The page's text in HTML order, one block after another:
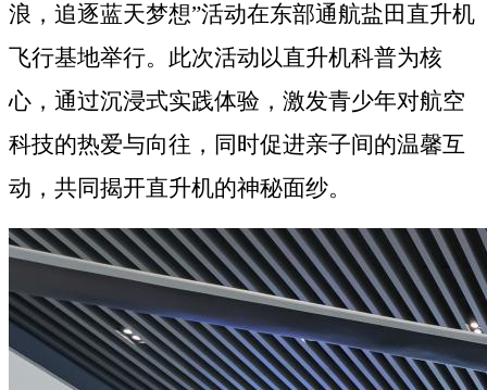
浪，追逐蓝天梦想”活动在东部通航盐田直升机
飞行基地举行。 此次活动以直升机科普为核
心，通过沉浸式实践体验，激发青少年对航空
科技的热爱与向往，同时促进亲子间的温馨互
动，共同揭开直升机的神秘面纱。